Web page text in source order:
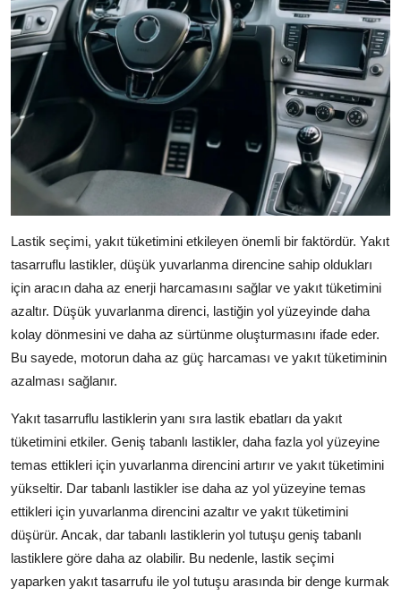
Lastik seçimi, yakıt tüketimini etkileyen önemli bir faktördür. Yakıt
tasarruflu lastikler, düşük yuvarlanma direncine sahip oldukları
için aracın daha az enerji harcamasını sağlar ve yakıt tüketimini
azaltır. Düşük yuvarlanma direnci, lastiğin yol yüzeyinde daha
kolay dönmesini ve daha az sürtünme oluşturmasını ifade eder.
Bu sayede, motorun daha az güç harcaması ve yakıt tüketiminin
azalması sağlanır.
Yakıt tasarruflu lastiklerin yanı sıra lastik ebatları da yakıt
tüketimini etkiler. Geniş tabanlı lastikler, daha fazla yol yüzeyine
temas ettikleri için yuvarlanma direncini artırır ve yakıt tüketimini
yükseltir. Dar tabanlı lastikler ise daha az yol yüzeyine temas
ettikleri için yuvarlanma direncini azaltır ve yakıt tüketimini
düşürür. Ancak, dar tabanlı lastiklerin yol tutuşu geniş tabanlı
lastiklere göre daha az olabilir. Bu nedenle, lastik seçimi
yaparken yakıt tasarrufu ile yol tutuşu arasında bir denge kurmak